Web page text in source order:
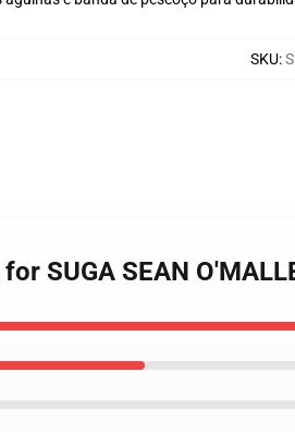
SKU:
SUGA SEAN